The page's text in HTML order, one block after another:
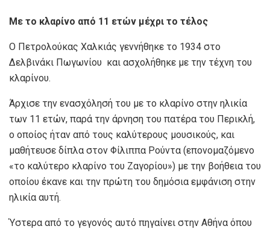
Με το κλαρίνο από 11 ετών μέχρι το τέλος
Ο Πετρολούκας Χαλκιάς γεννήθηκε το 1934 στο
Δελβινάκι Πωγωνίου και ασχολήθηκε με την τέχνη του
κλαρίνου.
Άρχισε την ενασχόλησή του με το κλαρίνο στην ηλικία
των 11 ετών, παρά την άρνηση του πατέρα του Περικλή,
ο οποίος ήταν από τους καλύτερους μουσικούς, και
μαθήτευσε δίπλα στον Φίλιππα Ρούντα (επονομαζόμενο
«το καλύτερο κλαρίνο του Ζαγορίου») με την βοήθεια του
οποίου έκανε και την πρώτη του δημόσια εμφάνιση στην
ηλικία αυτή.
Ύστερα από το γεγονός αυτό πηγαίνει στην Αθήνα όπου